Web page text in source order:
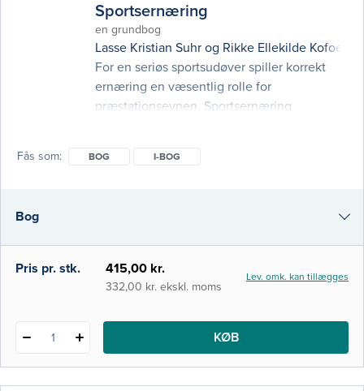
Sportsernæring
en grundbog
Lasse Kristian Suhr og Rikke Ellekilde Kofoed
For en seriøs sportsudøver spiller korrekt
ernæring en væsentlig rolle for
præstationsevnen. Sportsernæring
og efter træning og konkurrencer samt
til forskellige målgrupper. Dette suppler
Fås som BOG I-BOG
Bog
i-bog
Pris pr. stk. 415,00 kr.
332,00 kr. ekskl. moms
Lev. omk. kan tillægges
1 KØB